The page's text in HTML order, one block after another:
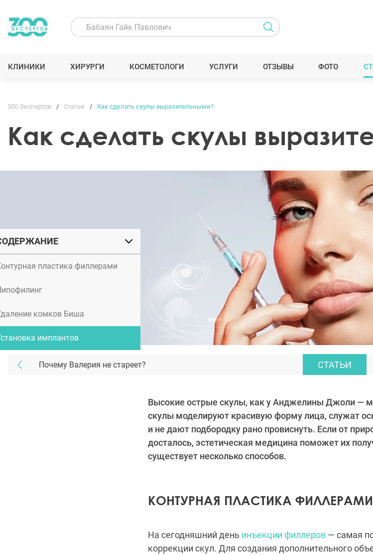
КЛИНИКИ ХИРУРГИ КОСМЕТОЛОГИ УСЛУГИ ОТЗЫВЫ ФОТО
пластика филлерами
комков Биша
имплантов
300 Экспертов Статьи Как сделать скулы выразительными?
Как сделать скулы
Почему Валерия не стареет? СТАТЬИ
Высокие острые скулы, как у Анджелины Джоли —
скулы моделируют красивую форму лица, служат
и не дают подбородку рано провиснуть. Если от
досталось, эстетическая медицина поможет их
существует несколько способов.
КОНТУРНАЯ ПЛАСТИКА ФИЛЛЕРАМИ
На сегодняшний день инъекции филлеров — самая
коррекции скул. Для создания дополнительного